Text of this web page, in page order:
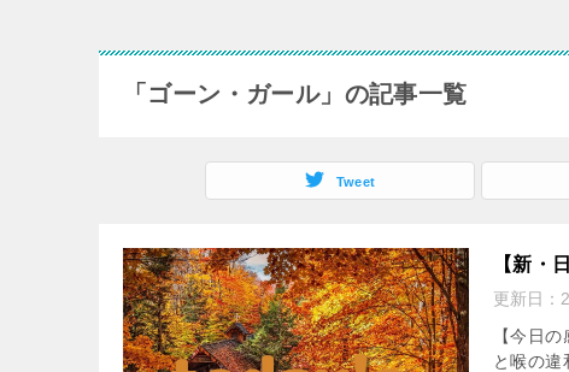
「ゴーン・ガール」の記事一覧
Tweet
【新・
更新日：
【今日
と喉の